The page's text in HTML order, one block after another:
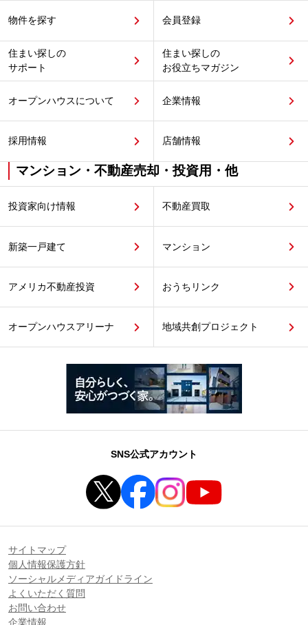
物件を探す 会員登録
住まい探しの
サポート
住まい探しの
お役立ちマガジン
オープンハウスについて 企業情報
採用情報 店舗情報
マンション・不動産売却・投資用・他
投資家向け情報 不動産買取
新築一戸建て マンション
アメリカ不動産投資 おうちリンク
オープンハウスアリーナ 地域共創プロジェクト
SNS公式アカウント
サイトマップ
個人情報保護方針
ソーシャルメディアガイドライン
よくいただく質問
お問い合わせ
企業情報